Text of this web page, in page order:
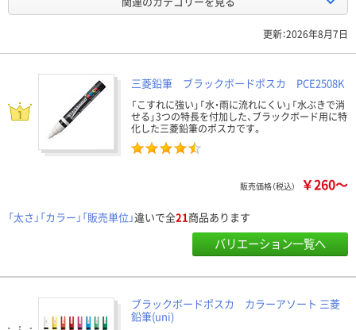
更新：2026年8月7日
三菱鉛筆 ブラックボードポスカ PCE2508K
「こすれに強い」「水・雨に流れにくい」「水ぶきで消
せる」3つの特長を付加した、ブラックボード用に特
化した三菱鉛筆のポスカです。
販売価格（税込） ￥260～
「太さ」「カラー」「販売単位」違いで全21商品あります
バリエーション一覧へ
ブラックボードポスカ カラーアソート 三菱
鉛筆(uni)